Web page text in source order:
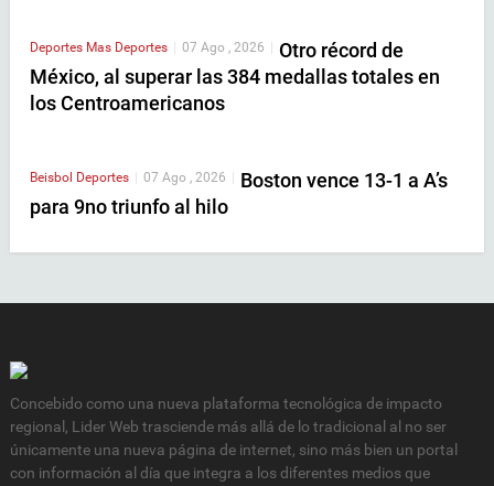
Deportes Mas Deportes | 07 Ago , 2026 | Otro récord de
México, al superar las 384 medallas totales en
los Centroamericanos
Beisbol Deportes 07 Ago , 2026
Boston vence 13-1 a A’s
para 9no triunfo al hilo
Concebido como una nueva plataforma tecnológica de impacto
regional, Lider Web trasciende más allá de lo tradicional al no ser
únicamente una nueva página de internet, sino más bien un portal
con información al día que integra a los diferentes medios que